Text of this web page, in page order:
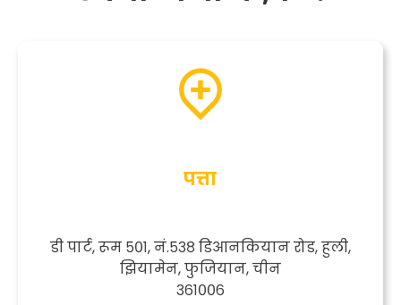
पत्ता
डी पार्ट, रूम ५०१, ​​नं.५३८ डिआनकियान रोड, हुली,
झियामेन, फुजियान, चीन
३६१००६